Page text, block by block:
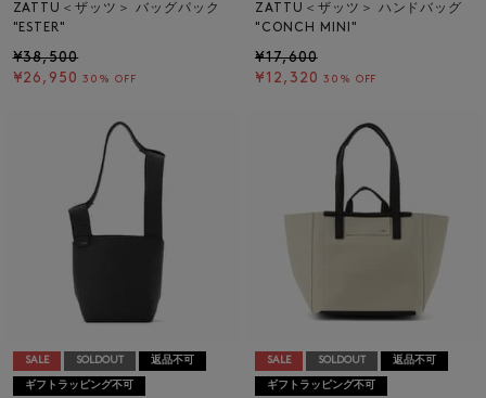
ZATTU＜ザッツ＞ バッグパック
"ESTER"
¥38,500
¥26,950 30% OFF
ZATTU＜ザッツ＞ ハンドバッグ
"CONCH MINI"
¥17,600
¥12,320 30% OFF
SALE SOLDOUT 返品不可
ギフトラッピング不可
SALE SOLDOUT 返品不可
ギフトラッピング不可